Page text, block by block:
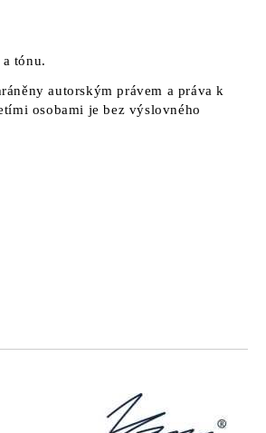
tónu.
autorským právem a práva k
osobami je bez výslovného